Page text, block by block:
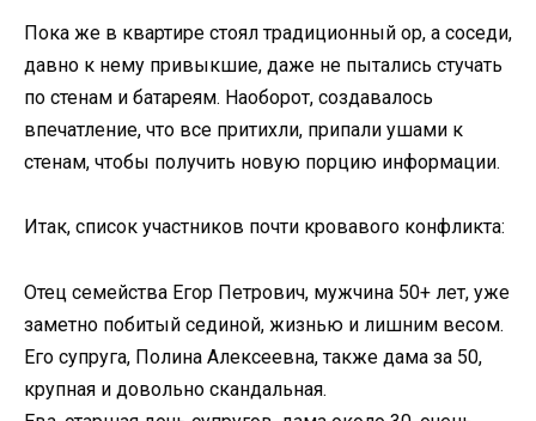
Пока же в квартире стоял традиционный ор, а соседи,
давно к нему привыкшие, даже не пытались стучать
по стенам и батареям. Наоборот, создавалось
впечатление, что все притихли, припали ушами к
стенам, чтобы получить новую порцию информации.
Итак, список участников почти кровавого конфликта:
Отец семейства Егор Петрович, мужчина 50+ лет, уже
заметно побитый сединой, жизнью и лишним весом.
Его супруга, Полина Алексеевна, также дама за 50,
крупная и довольно скандальная.